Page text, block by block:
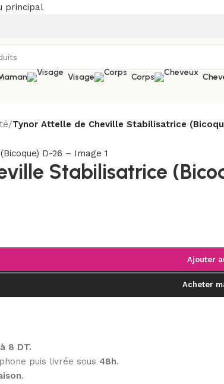
principal
Visage Corps
/Tynor Attelle de Cheville Stabilisatrice
Stabilisatrice
Ajouter
Acheter
8 DT.
puis livrée sous 48h.
.